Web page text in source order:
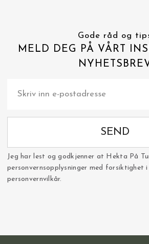
Gode råd og
MELD DEG PÅ VÅRT
SEND
Jeg har lest og godkjenner at Hekta På
personvernsopplysninger med forsiktighet
personvernvilkår.